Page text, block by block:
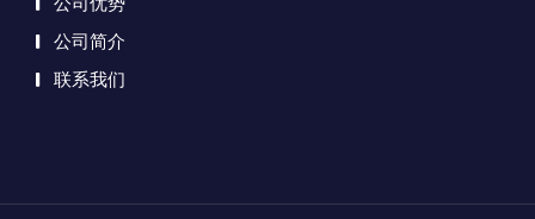
公司简介
联系我们